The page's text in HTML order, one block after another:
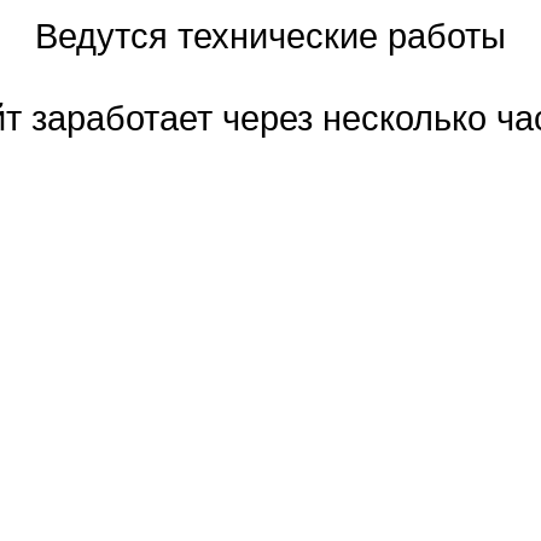
Ведутся технические работы
заработает через несколько